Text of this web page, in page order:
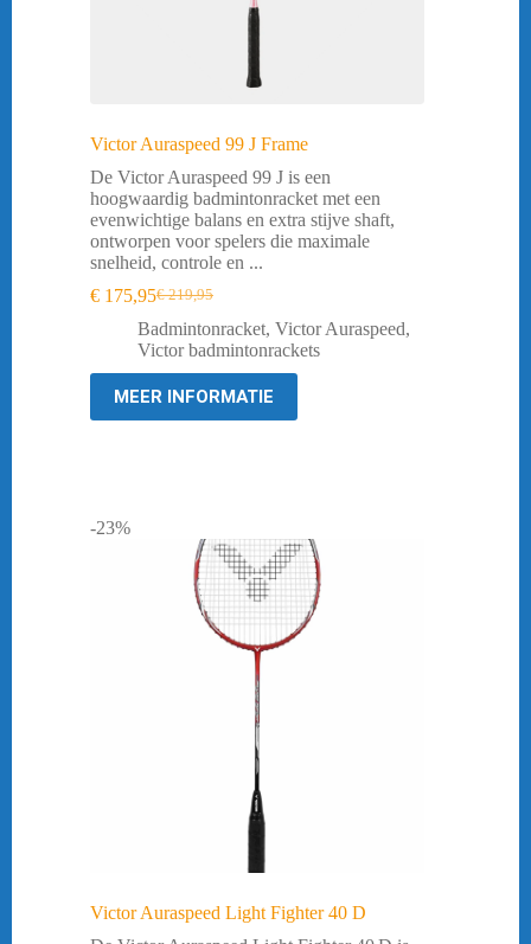
Victor Auraspeed 99 J Frame
De Victor Auraspeed 99 J is een
hoogwaardig badmintonracket met een
evenwichtige balans en extra stijve shaft,
ontworpen voor spelers die maximale
snelheid, controle en ...
€219,95
Oorspronkelijke
prijs
was:
€ 175,95Huidige
prijs
is:
Badmintonracket, Victor Auraspeed,
Victor badmintonrackets
MEER INFORMATIE
-23%
Victor Auraspeed Light Fighter 40 D